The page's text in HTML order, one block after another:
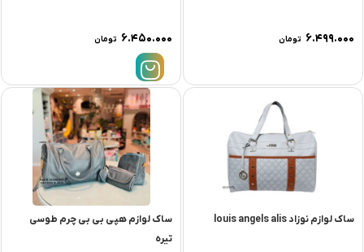
۶.۴۹۹.۰۰۰ تومان ۶.۴۵۰.۰۰۰ تومان
ساک لوازم نوزاد louis angels alis
ساک لوازم هپی بی بی چرم طوسی
تیره